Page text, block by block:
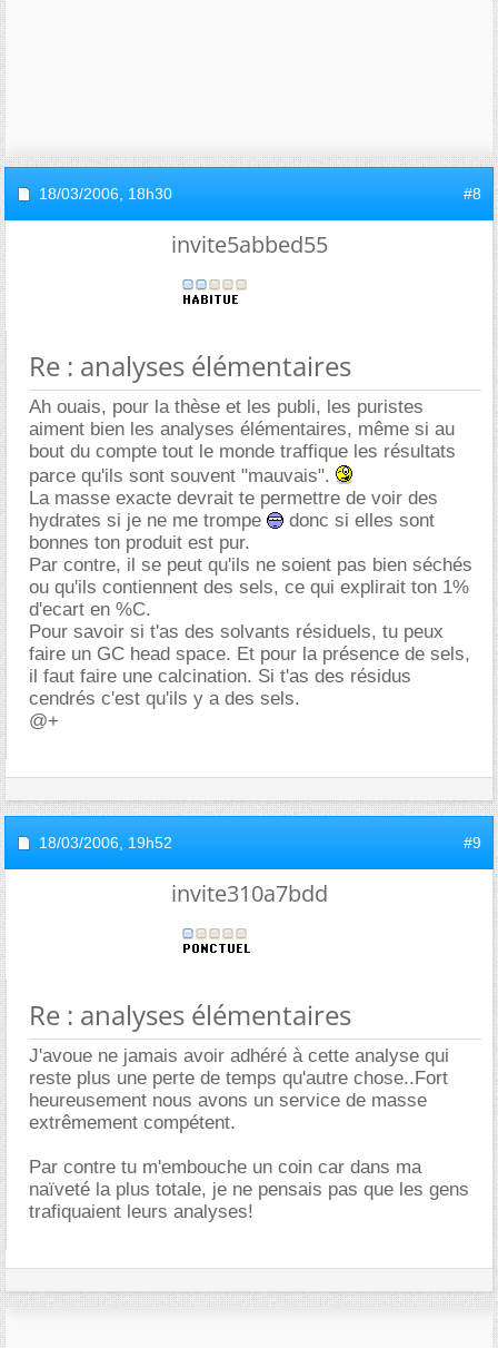
18/03/2006, 18h30 #8
invite5abbed55
Re : analyses élémentaires
Ah ouais, pour la thèse et les publi, les puristes
aiment bien les analyses élémentaires, même si au
bout du compte tout le monde traffique les résultats
parce qu'ils sont souvent "mauvais".
La masse exacte devrait te permettre de voir des
hydrates si je ne me trompe
donc si elles sont
bonnes ton produit est pur.
Par contre, il se peut qu'ils ne soient pas bien séchés
ou qu'ils contiennent des sels, ce qui explirait ton 1%
d'ecart en %C.
Pour savoir si t'as des solvants résiduels, tu peux
faire un GC head space. Et pour la présence de sels,
il faut faire une calcination. Si t'as des résidus
cendrés c'est qu'ils y a des sels.
@+
18/03/2006, 19h52 #9
invite310a7bdd
Re : analyses élémentaires
J'avoue ne jamais avoir adhéré à cette analyse qui
reste plus une perte de temps qu'autre chose..Fort
heureusement nous avons un service de masse
extrêmement compétent.
Par contre tu m'embouche un coin car dans ma
naïveté la plus totale, je ne pensais pas que les gens
trafiquaient leurs analyses!